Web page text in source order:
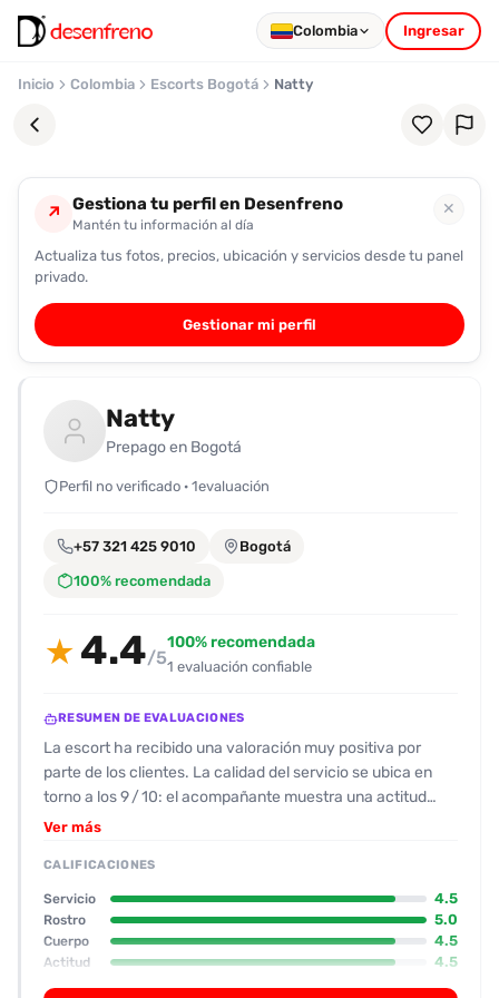
Colombia Ingresar
Inicio Colombia Escorts Bogotá Natty
Favoritos
Pronto
podrás
registrarte
guardar
favoritas
para
fácilmente.
↗ Gestiona tu perfil en Desenfreno
Mantén tu información al día
✕
Actualiza tus fotos, precios, ubicación y servicios desde tu panel
privado.
Gestionar mi perfil
Natty
Prepago en Bogotá
Perfil no verificado · 1evaluación
+57 321 425 9010 Bogotá
100% recomendada
★ 4.4/5
100% recomendada
1 evaluación confiable
RESUMEN DE EVALUACIONES
La escort ha recibido una valoración muy positiva por
parte de los clientes. La calidad del servicio se ubica en
torno a los 9 / 10: el acompañante muestra una actitud
amable y muy proactiva, su música y su disposición a guiar
dinámica. En cuanto a la apariencia física, la valoración es
espectacular: 10 / 10 en rostro, 9 / 10 en cuerpo, con busto
operado y abdomen marcado, además de tatuajes
llamativos en la espalda que añaden un toque de estilo. Su
postura durante la sesión incluye numerosos movimientos
y posiciones sexuales, besos intensos y una actitud que
Ver más
CALIFICACIONES
Servicio 4.5
Rostro 5.0
Cuerpo 4.5
Actitud 4.5